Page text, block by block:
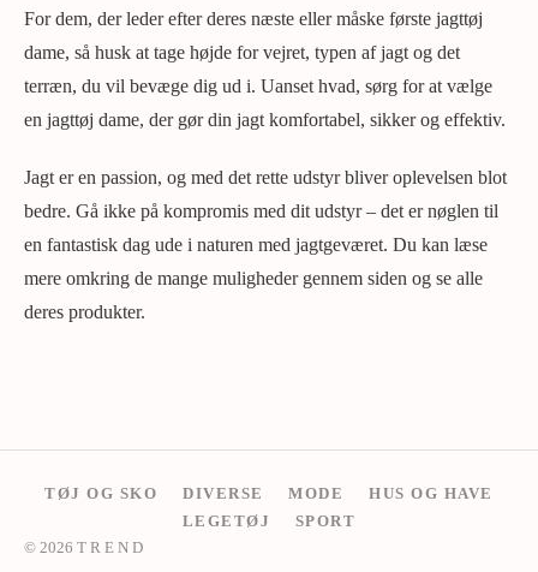
For dem, der leder efter deres næste eller måske første jagttøj
dame, så husk at tage højde for vejret, typen af jagt og det
terræn, du vil bevæge dig ud i. Uanset hvad, sørg for at vælge
en jagttøj dame, der gør din jagt komfortabel, sikker og effektiv.
Jagt er en passion, og med det rette udstyr bliver oplevelsen blot
bedre. Gå ikke på kompromis med dit udstyr – det er nøglen til
en fantastisk dag ude i naturen med jagtgeværet. Du kan læse
mere omkring de mange muligheder gennem siden og se alle
deres produkter.
TØJ OG SKO DIVERSE MODE
HUS OG HAVE
LEGETØJ
SPORT
© 2026 T R E N D